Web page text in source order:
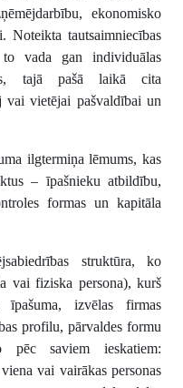
ekonomisko
tautsaimniecības
vada gan individuālas
tajā pašā laikā cita
vai vietējai pašvaldībai un
ilgtermiņa lēmums, kas
– īpašnieku atbildību,
formas un kapitāla
struktūra, ko
vai fiziska persona), kurš
izvēlas firmas
profilu, pārvaldes formu
saviem ieskatiem:
vai vairākas personas